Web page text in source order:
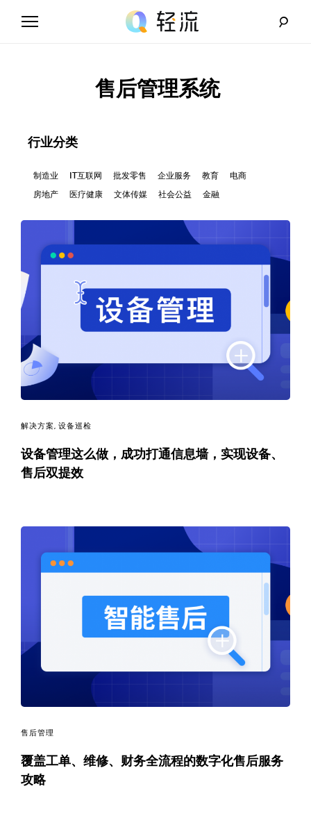
A
I
无
码
解
方
_
低
代
_
零
案
例
皮
售后管理系统
行业分类
制造业 IT互联网 批发零售 企业服务 教育
电商
房地产
医疗健康 文体传媒 社会公益 金融
解决方案, 设备巡检
设备管理这么做，成功打通信息墙，实现设备、
售后双提效
售后管理
覆盖工单、维修、财务全流程的数字化售后服务
攻略